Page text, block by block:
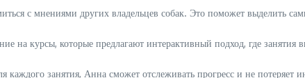
с мнениями других владельцев собак. Это поможет выделить
на курсы, которые предлагают интерактивный подход, где
занятия, Анна сможет отслеживать прогресс и не потеряет